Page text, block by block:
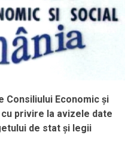
Consiliului Economic și
privire la avizele date
de stat și legii